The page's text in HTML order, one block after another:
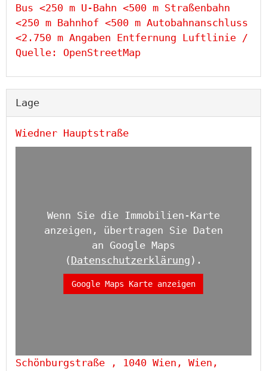
Bus <250 m U-Bahn <500 m Straßenbahn
<250 m Bahnhof <500 m Autobahnanschluss
<2.750 m Angaben Entfernung Luftlinie /
Quelle: OpenStreetMap
Lage
Wiedner Hauptstraße
Wenn Sie die Immobilien-Karte
anzeigen, übertragen Sie Daten
an Google Maps
( Datenschutzerklärung ).
Google Maps Karte anzeigen
Schönburgstraße , 1040 Wien, Wien,